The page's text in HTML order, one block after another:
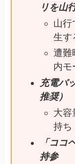
リを山
山行
生す
遭難
内モ
充電バ
推奨）
大容
持ち
「ココ
持参